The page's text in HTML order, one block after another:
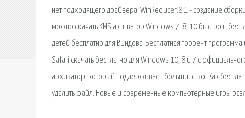
нет подходящего драйвера. WinReducer.8.1 - создание
можно скачать KMS активатор Windows 7, 8, 10 быстро и
детей бесплатно для Виндовс. Бесплатная торрент
Safari скачать бесплатно для Windows 10, 8 и 7 с
архиватор, который поддерживает большинство. Как
удалить файл. Новые и современные компьютерные игры